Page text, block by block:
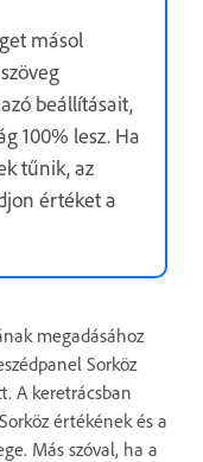
másol
beállításait,
100% lesz. Ha
tűnik, az
értéket a
megadásához
Sorköz
A keretrácsban
értékének és a
Más szóval, ha a